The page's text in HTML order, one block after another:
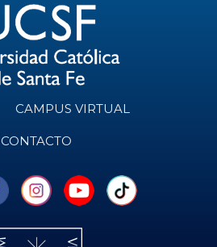
CAMPUS VIRTUAL
CONTACTO